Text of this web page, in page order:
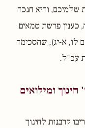
שלמיכם, והיא חנכה
כענין פרשת טמאים
לו, א-יג), שהסכימה
עכ"ל.
ומילואים
קרבנות לחינוך